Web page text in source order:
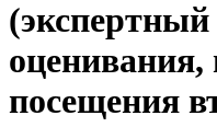
(экспертный
оценивания,
посещения